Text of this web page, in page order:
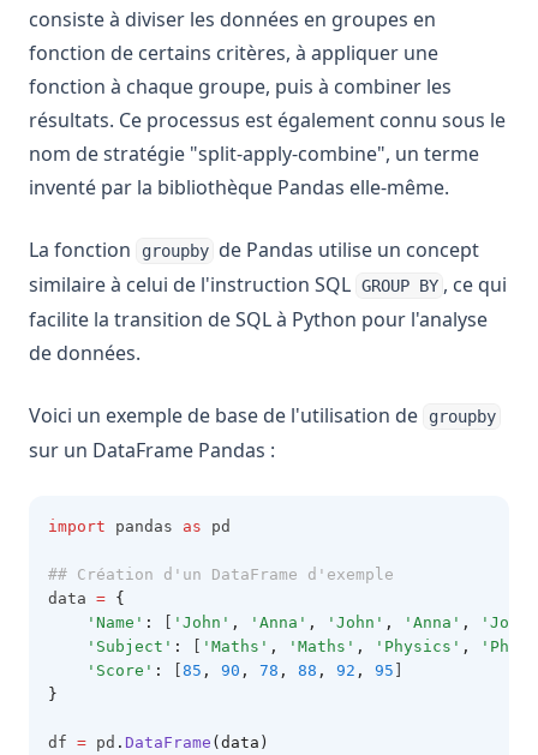
consiste à diviser les données en groupes en
fonction de certains critères, à appliquer une
fonction à chaque groupe, puis à combiner les
résultats. Ce processus est également connu sous le
nom de stratégie "split-apply-combine", un terme
inventé par la bibliothèque Pandas elle-même.
La fonction groupby de Pandas utilise un concept
similaire à celui de l'instruction SQL GROUP BY , ce qui
facilite la transition de SQL à Python pour l'analyse
de données.
Voici un exemple de base de l'utilisation de groupby
sur un DataFrame Pandas :
import pandas as pd
## Création d'un DataFrame d'exemple
data = {
'Name' : 'John' , 'Anna' , 'John' , 'Anna' ,
'John'
'Subject' : 'Maths' , 'Maths' , 'Physics' ,
'Score' : 85 , 90 , 78 , 88 , 92 , 95
}
df = pd . DataFrame (data)